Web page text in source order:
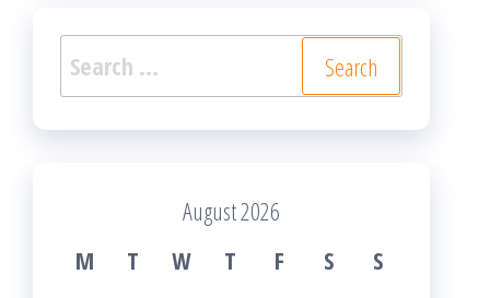
Search
for:
August 2026
M
T W T F S
S